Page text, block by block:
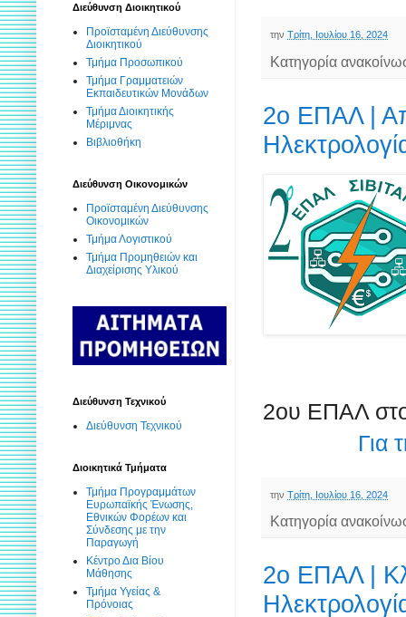
την Τρίτη, Ιουλίου 16, 2024
Κατηγορία
2ο ΕΠΑΛ |
2ου ΕΠΑΛ
Για
την Τρίτη, Ιουλίου 16, 2024
Κατηγορία
2ο ΕΠΑΛ |
Διεύθυνση Διοικητικού
Προϊσταμένη Διεύθυνσης
Διοικητικού
Τμήμα Προσωπικού
Τμήμα Γραμματειών
Εκπαιδευτικών Μονάδων
Τμήμα Διοικητικής
Μέριμνας
Βιβλιοθήκη
Διεύθυνση Οικονομικών
Προϊσταμένη Διεύθυνσης
Οικονομικών
Τμήμα Λογιστικού
Τμήμα Προμηθειών και
Διαχείρισης Υλικού
Διεύθυνση Τεχνικού
Διεύθυνση Τεχνικού
Διοικητικά Τμήματα
Τμήμα Προγραμμάτων
Ευρωπαϊκής Ένωσης,
Εθνικών Φορέων και
Σύνδεσης με την
Παραγωγή
Κέντρο Δια Βίου
Μάθησης
Τμήμα Υγείας &
Πρόνοιας